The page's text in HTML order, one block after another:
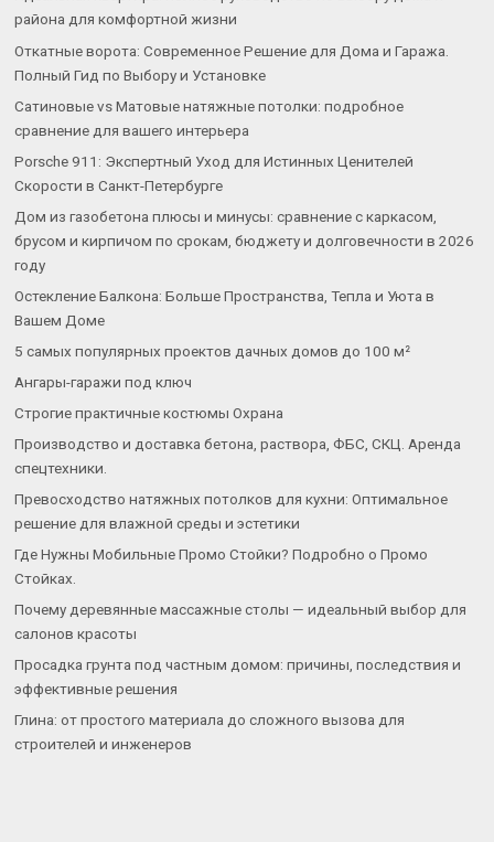
района для комфортной жизни
Откатные ворота: Современное Решение для Дома и Гаража.
Полный Гид по Выбору и Установке
Сатиновые vs Матовые натяжные потолки: подробное
сравнение для вашего интерьера
Porsche 911: Экспертный Уход для Истинных Ценителей
Скорости в Санкт-Петербурге
Дом из газобетона плюсы и минусы: сравнение с каркасом,
брусом и кирпичом по срокам, бюджету и долговечности в 2026
году
Остекление Балкона: Больше Пространства, Тепла и Уюта в
Вашем Доме
5 самых популярных проектов дачных домов до 100 м²
Ангары-гаражи под ключ
Строгие практичные костюмы Охрана
Производство и доставка бетона, раствора, ФБС, СКЦ. Аренда
спецтехники.
Превосходство натяжных потолков для кухни: Оптимальное
решение для влажной среды и эстетики
Где Нужны Мобильные Промо Стойки? Подробно о Промо
Стойках.
Почему деревянные массажные столы — идеальный выбор для
салонов красоты
Просадка грунта под частным домом: причины, последствия и
эффективные решения
Глина: от простого материала до сложного вызова для
строителей и инженеров